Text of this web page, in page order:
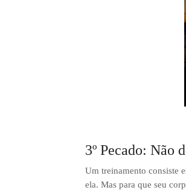
3º Pecado: Não
Um treinamento consiste
ela. Mas para que seu